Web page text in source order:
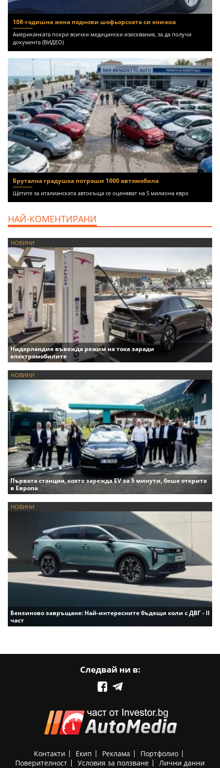
108-годишна жена поднови шофьорската си книжка
Американката покри всички медицински изисквания, за да получи
документа (ВИДЕО)
Брутална градушка потроши 1000 автомобила
Щетите за италианската автокъща се оценяват на 5 милиона евро
НАЙ-КОМЕНТИРАНИ
НОВИНИ
Нидерландия въвежда режим на тока заради
електромобилите
НОВИНИ
Първата станция, която зарежда EV за 5 минути, беше открита
в Европа
НОВИНИ
Бензиново завръщане: Най-интересните бъдещи коли с ДВГ - II
част
Следвай ни в:
Контакти Екип Реклама
Портфолио
Поверителност
Условия за ползване Лични данни